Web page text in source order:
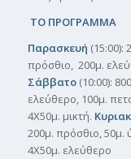
ΤΟ ΠΡΟΓΡΑΜΜΑ
Παρασκευή (15:00):
πρόσθιο, 200μ.
Σάββατο (10:00):
ελεύθερο, 100μ.
4Χ50μ. μικτή.
200μ. πρόσθιο, 50μ.
4Χ50μ. ελεύθερο